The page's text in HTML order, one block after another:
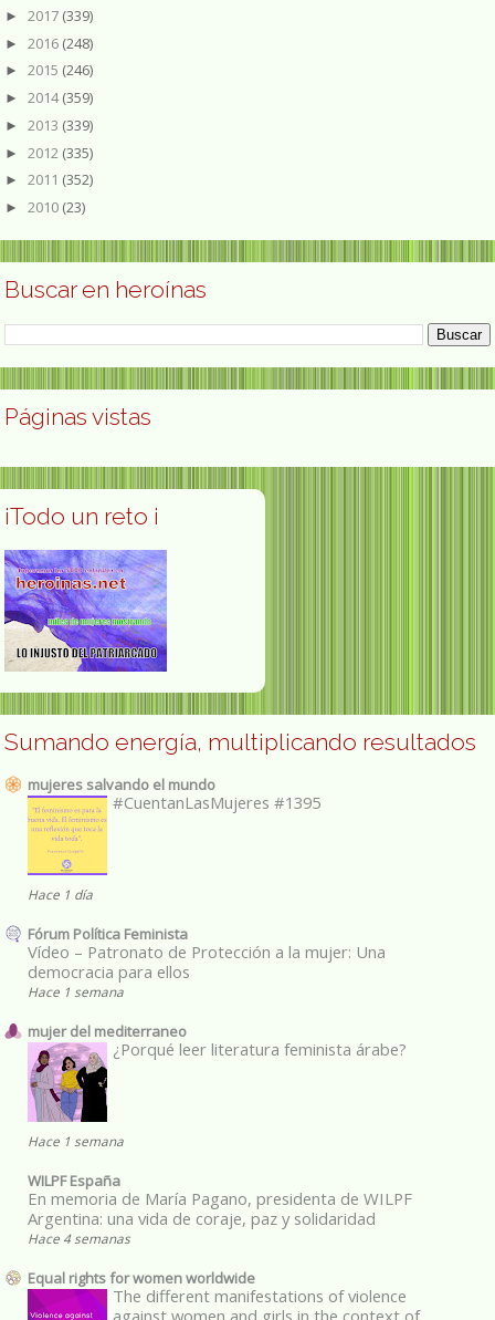
► 2017 (339)
► 2016 (248)
► 2015 (246)
► 2014(359)
► 2013 (339)
► 2012 (335)
► 2011 (352)
► 2010 (23)
Buscar en heroínas
Páginas vistas
¡Todo un reto ¡
Sumando energía, multiplicando resultados
mujeres salvando el mundo
#CuentanLasMujeres #1395
Hace 1 día
Fórum Política Feminista
Vídeo – Patronato de Protección a la mujer: Una
democracia para ellos
Hace 1 semana
mujer del mediterraneo
¿Porqué leer literatura feminista árabe?
Hace 1 semana
WILPF España
En memoria de María Pagano, presidenta de WILPF
Argentina: una vida de coraje, paz y solidaridad
Hace 4 semanas
Equal rights for women worldwide
The different manifestations of violence